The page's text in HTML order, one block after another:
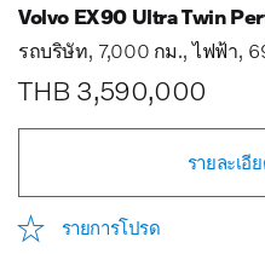
Volvo EX90 Ultra Twin
รถบริษัท 7,000 กม. ไฟฟ้า
THB 3,590,000
รายละเอี
รายการโปรด